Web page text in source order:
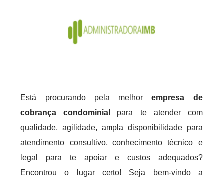
Está procurando pela melhorempresa de
cobrança condominial
para te atender com
qualidade, agilidade, ampla disponibilidade para
atendimento consultivo, conhecimento técnico e
legal para te apoiar e custos adequados?
Encontrou o lugar certo! Seja bem-vindo a